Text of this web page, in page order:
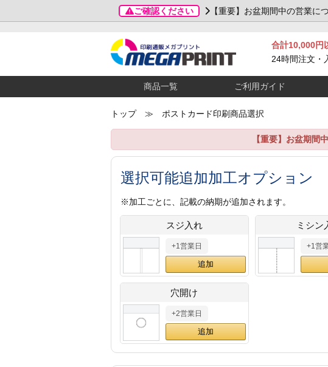
ご確認ください 【重要】お盆期間中の営業に
合計10,000円
24時間注文・
商品一覧 ご利用ガイド
トップ≫ ポストカード印刷商品選択
【重要】お盆期間
選択可能追加加工オプション
※加工ごとに、記載の納期が追加されます。
スジ入れ
+1営業日
ミシン
+1営
穴開け
+2営業日